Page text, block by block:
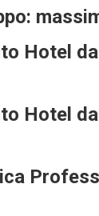
:
Hotel
Hotel